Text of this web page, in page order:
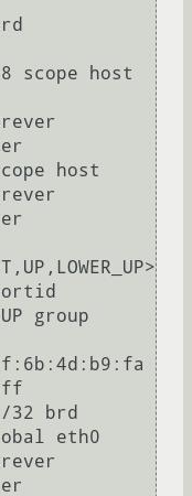
group
eth0